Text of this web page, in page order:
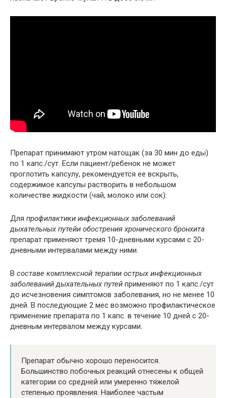
Препарат принимают утром натощак (за 30 мин до еды)
по 1 капс./сут. Если пациент/ребенок не может
проглотить капсулу, рекомендуется ее вскрыть,
содержимое капсулы растворить в небольшом
количестве жидкости (чай, молоко или сок).
Для профилактики инфекционных заболеваний
дыхательных путейи обострения хронического бронхита
препарат применяют тремя 10-дневными курсами с 20-
дневными интервалами между ними.
В составе комплексной терапии острых инфекционных
заболеваний дыхательных путей применяют по 1 капс./сут
до исчезновения симптомов заболевания, но не менее 10
дней. В последующие 2 мес возможно профилактическое
применение препарата по 1 капс. в течение 10 дней с 20-
дневным интервалом между курсами.
Препарат обычно хорошо переносится.
Большинство побочных реакций отнесены к общей
категории со средней или умеренно тяжелой
степенью проявления. Наиболее частым